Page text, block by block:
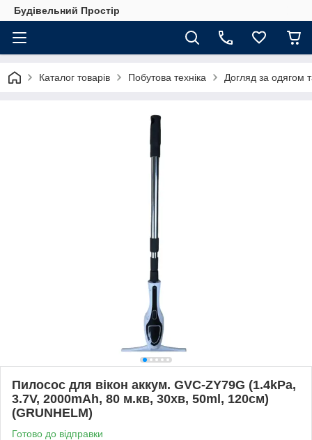
Будівельний Простір
Каталог товарів Побутова техніка Догляд за одягом
Пилосос для вікон аккум. GVC-ZY79G (1.4kPa,
3.7V, 2000mAh, 80 м.кв, 30хв, 50ml, 120см)
(GRUNHELM)
Готово до відправки